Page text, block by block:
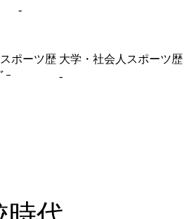
-
ポーツ歴 大学・社会人スポーツ歴
ｰ
-